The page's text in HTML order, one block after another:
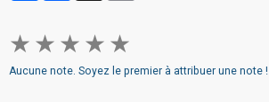
★ ★ ★ ★ ★
Aucune note. Soyez le premier à attribuer une note !